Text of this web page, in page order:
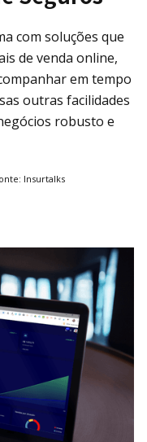
com soluções que
de venda online,
em tempo
outras facilidades
robusto e
Insurtalks